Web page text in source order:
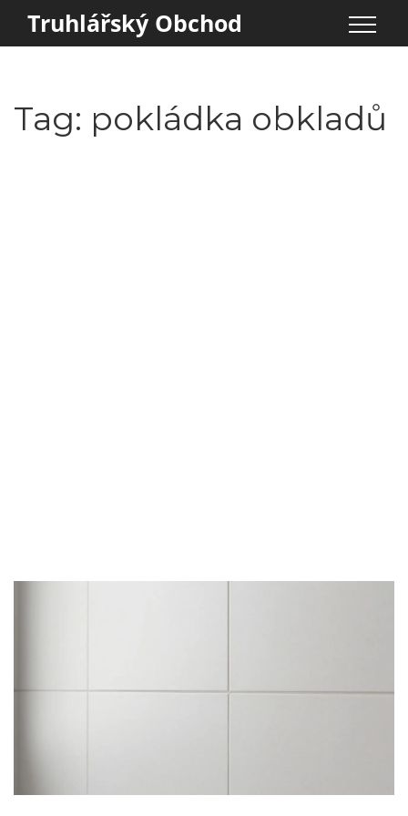
Truhlářský Obchod
Tag: pokládka obkladů